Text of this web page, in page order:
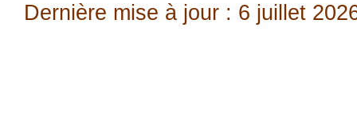
Dernière mise à jour : 6 juillet